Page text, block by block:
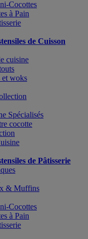
Cocottes
à Pain
de Cuisson
cuisine
et woks
Spécialisés
cocotte
de Pâtisserie
& Muffins
Cocottes
à Pain